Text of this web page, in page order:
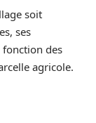
soit
ses
des
agricole.